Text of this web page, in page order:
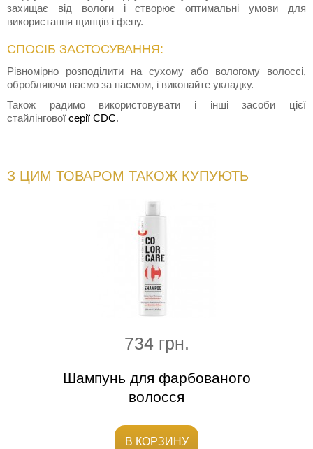
захищає від вологи і створює оптимальні умови для
використання щипців і фену.
СПОСІБ ЗАСТОСУВАННЯ:
Рівномірно розподілити на сухому або вологому волоссі,
обробляючи пасмо за пасмом, і виконайте укладку.
Також радимо використовувати і інші засоби цієї
стайлінгової серії CDC.
З ЦИМ ТОВАРОМ ТАКОЖ КУПУЮТЬ
734 грн.
Шампунь для фарбованого
волосся
В КОРЗИНУ